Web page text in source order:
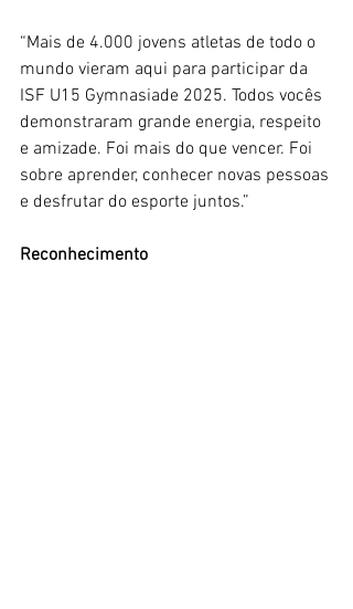
“Mais de 4.000 jovens atletas de todo o
mundo vieram aqui para participar da
ISF U15 Gymnasiade 2025. Todos vocês
demonstraram grande energia, respeito
e amizade. Foi mais do que vencer. Foi
sobre aprender, conhecer novas pessoas
e desfrutar do esporte juntos.”
Reconhecimento